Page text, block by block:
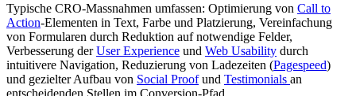
Typische CRO-Massnahmen umfassen: Optimierung von Call to
Action-Elementen in Text, Farbe und Platzierung, Vereinfachung
von Formularen durch Reduktion auf notwendige Felder,
Verbesserung derUser Experience und Web Usability durch
intuitivere Navigation, Reduzierung von Ladezeiten (Pagespeed)
und gezielter Aufbau von Social Proofund Testimonials an
entscheidenden Stellen im Conversion-Pfad.